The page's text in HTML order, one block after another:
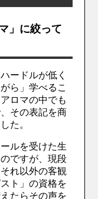
」に絞って
ードルが低く
ら」学べるこ
ロマの中でも
その表記を商
た。
ルを受けた生
ですが、現段
れ以外の客観
ト」の資格を
たらその声を